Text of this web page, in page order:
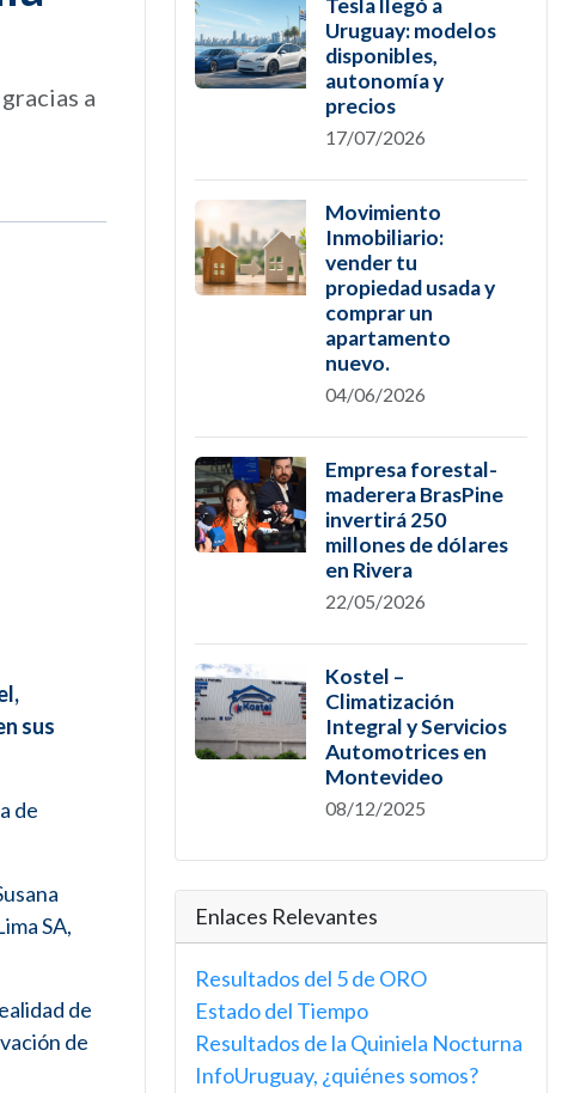
a
sus
de
SA,
de
de
Tesla llegó a
Uruguay: modelos
disponibles,
autonomía y
precios
17/07/2026
Movimiento
Inmobiliario:
vender tu
propiedad usada y
comprar un
apartamento
nuevo.
04/06/2026
Empresa forestal-
maderera BrasPine
invertirá 250
millones de dólares
en Rivera
22/05/2026
Kostel –
Climatización
Integral y Servicios
Automotrices en
Montevideo
08/12/2025
Enlaces Relevantes
Resultados del 5 de ORO
Estado del Tiempo
Resultados de la Quiniela Nocturna
InfoUruguay, ¿quiénes somos?